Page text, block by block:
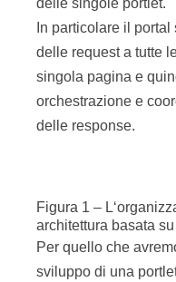
delle singole portlet.
In particolare il
delle request a tutte
singola pagina e
orchestrazione e
delle response.
Figura 1 –
architettura basata
Per quello che
sviluppo di una